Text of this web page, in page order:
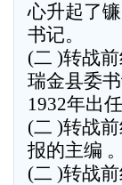
心升起了
书记。
(二 )转战
瑞金县委书
1932年出
(二 )转战
报的主编 。
(二 )转战